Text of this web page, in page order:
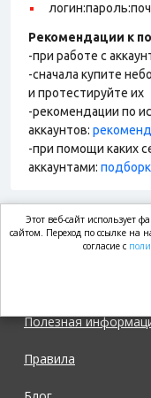
Рекомендации к
-при работе с
-сначала купите
и протестируйте их
-рекомендации по
аккаунтов:
-при помощи каких
аккаунтами:
Полезная
Правила
Этот веб-сайт использует
сайтом. Переход по ссылке на
согласие с